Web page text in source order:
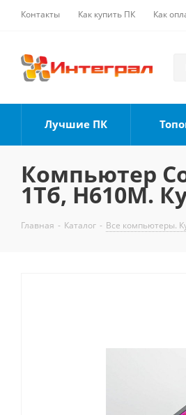
Контакты Как купить ПК Как
Лучшие ПК
Компьютер
1Тб, H610M.
Главная - Каталог - Все компьютеры.